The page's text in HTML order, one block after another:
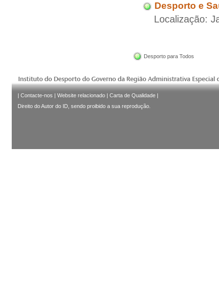
Desporto e
Localização:
Desporto para Todos
Contacte-nos Website relacionado Carta de Qualidade
Direito do Autor do ID, sendo proibido a sua reprodução.